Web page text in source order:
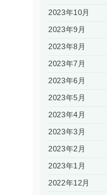
2023年10月
2023年9月
2023年8月
2023年7月
2023年6月
2023年5月
2023年4月
2023年3月
2023年2月
2023年1月
2022年12月